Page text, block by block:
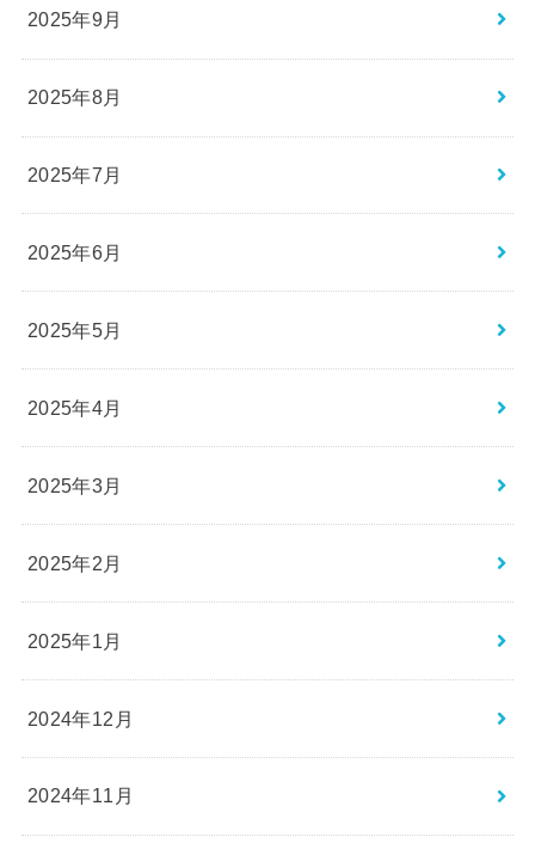
2025年9月
2025年8月
2025年7月
2025年6月
2025年5月
2025年4月
2025年3月
2025年2月
2025年1月
2024年12月
2024年11月